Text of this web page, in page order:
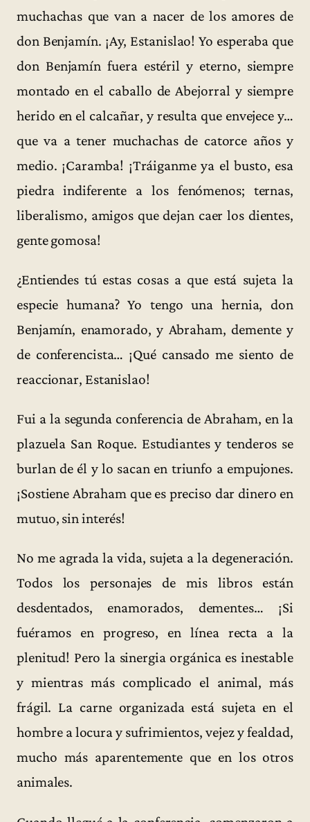
muchachas que van a nacer de los amores de
don Benjamín. ¡Ay, Estanislao! Yo esperaba que
don Benjamín fuera estéril y eterno, siempre
montado en el caballo de Abejorral y siempre
herido en el calcañar, y resulta que envejece y…
que va a tener muchachas de catorce años y
medio. ¡Caramba! ¡Tráiganme ya el busto, esa
piedra indiferente a los fenómenos; ternas,
liberalismo, amigos que dejan caer los dientes,
gente gomosa!
¿Entiendes tú estas cosas a que está sujeta la
especie humana? Yo tengo una hernia, don
Benjamín, enamorado, y Abraham, demente y
de conferencista… ¡Qué cansado me siento de
reaccionar, Estanislao!
Fui a la segunda conferencia de Abraham, en la
plazuela San Roque. Estudiantes y tenderos se
burlan de él y lo sacan en triunfo a empujones.
¡Sostiene Abraham que es preciso dar dinero en
mutuo, sin interés!
No me agrada la vida, sujeta a la degeneración.
Todos los personajes de mis libros están
desdentados, enamorados, dementes… ¡Si
fuéramos en progreso, en línea recta a la
plenitud! Pero la sinergia orgánica es inestable
y mientras más complicado el animal, más
frágil. La carne organizada está sujeta en el
hombre a locura y sufrimientos, vejez y fealdad,
mucho más aparentemente que en los otros
animales.